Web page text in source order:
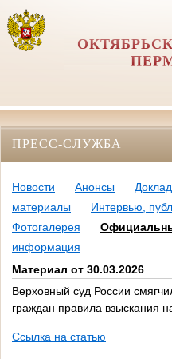
ПРЕСС-СЛУЖБА
Новости Анонсы
материалы
Интервью,
Фотогалерея
информация
Материал от 30.03.2026
Верховный суд России
граждан правила взыскания
Ссылка на статью